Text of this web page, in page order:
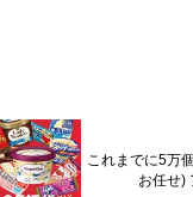
これまでに5万
お任せ)